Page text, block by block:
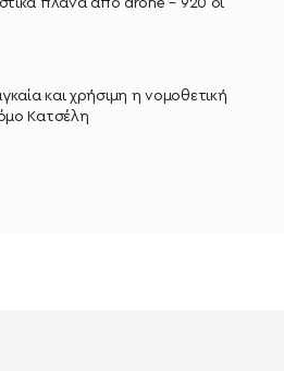
και χρήσιμη η νομοθετική
Κατσέλη